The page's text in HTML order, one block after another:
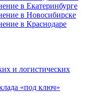
в Екатеринбурге
в Новосибирске
в Краснодаре
и логистических
«под ключ»